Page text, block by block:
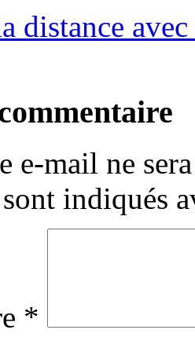
distance
e-mail ne
indiqués
*